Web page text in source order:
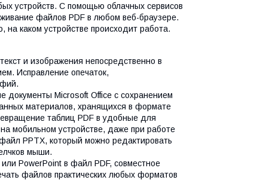
устройств. C помощью облачных сервисов
файлов PDF в любом веб-браузере.
каком устройстве происходит работа.
и изображения непосредственно в
Исправление опечаток,
документы Microsoft Office с сохранением
материалов, хранящихся в формате
таблиц PDF в удобные для
мобильном устройстве, даже при работе
PPTX, который можно редактировать
мыши.
PowerPoint в файл PDF, совместное
файлов практических любых форматов